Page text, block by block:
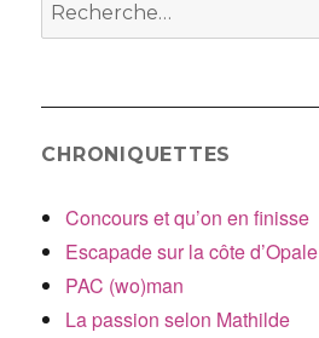
pour
CHRONIQUETTES
Concours et qu’on en finisse
Escapade sur la côte d’Opale
PAC (wo)man
La passion selon Mathilde